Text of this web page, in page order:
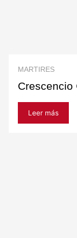
MARTIRES
Crescencio
Leer más